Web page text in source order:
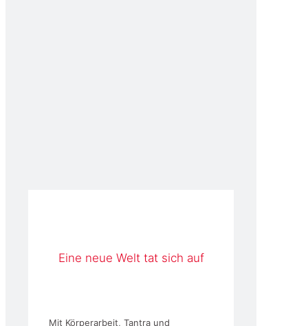
Eine neue Welt tat sich auf
Mit Körperarbeit, Tantra und